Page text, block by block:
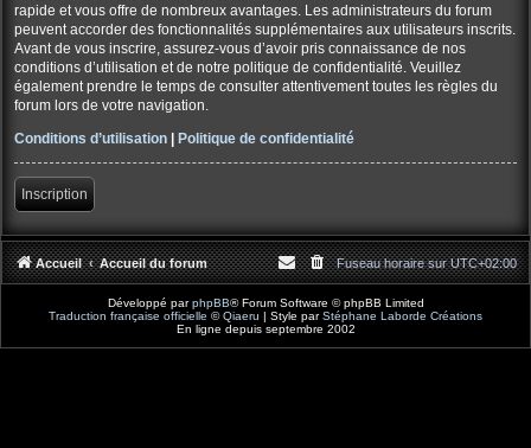
rapide et vous offre de nombreux avantages. Les administrateurs du forum
peuvent accorder des fonctionnalités supplémentaires aux utilisateurs inscrits.
Avant de vous inscrire, assurez-vous d’avoir pris connaissance de nos
conditions d’utilisation et de notre politique de confidentialité. Veuillez
également prendre le temps de consulter attentivement toutes les règles du
forum lors de votre navigation.
Conditions d’utilisation | Politique de confidentialité
Inscription
Accueil Accueil du forum Fuseau horaire surUTC+02:00
Développé parphpBB® Forum Software © phpBB Limited
Traduction française officielle ©Qiaeru | Style parStéphane Laborde Créations
En ligne depuis septembre 2002